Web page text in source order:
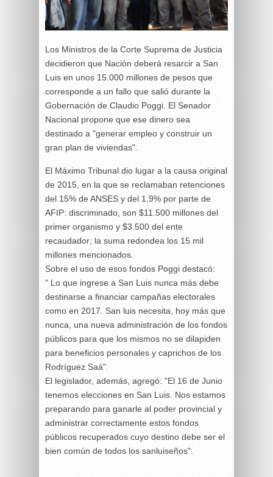
Los Ministros de la Corte Suprema de Justicia
decidieron que Nación deberá resarcir a San
Luis en unos 15.000 millones de pesos que
corresponde a un fallo que salió durante la
Gobernación de Claudio Poggi. El Senador
Nacional propone que ese dinero sea
destinado a "generar empleo y construir un
gran plan de viviendas".
El Máximo Tribunal dio lugar a la causa original
de 2015, en la que se reclamaban retenciones
del 15% de ANSES y del 1,9% por parte de
AFIP: discriminado, son $11.500 millones del
primer organismo y $3.500 del ente
recaudador; la suma redondea los 15 mil
millones mencionados.
Sobre el uso de esos fondos Poggi destacó:
" Lo que ingrese a San Luis nunca más debe
destinarse a financiar campañas electorales
como en 2017. San luis necesita, hoy más que
nunca, una nueva administración de los fondos
públicos para que los mismos no se dilapiden
para beneficios personales y caprichos de los
Rodríguez Saá".
El legislador, además, agregó: "El 16 de Junio
tenemos elecciones en San Luis. Nos estamos
preparando para ganarle al poder provincial y
administrar correctamente estos fondos
públicos recuperados cuyo destino debe ser el
bien común de todos los sanluiseños".